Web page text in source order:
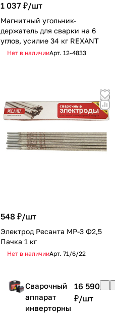
1 037 ₽/шт
Магнитный угольник-
держатель для сварки на 6
углов, усилие 34 кг REXANT
Нет в наличииАрт.12-4833
548 ₽/шт
Электрод Ресанта МР-3 Ф2,5
Пачка 1 кг
Нет в наличииАрт.71/6/22
Сварочный
аппарат
инверторны
16 590
₽/шт